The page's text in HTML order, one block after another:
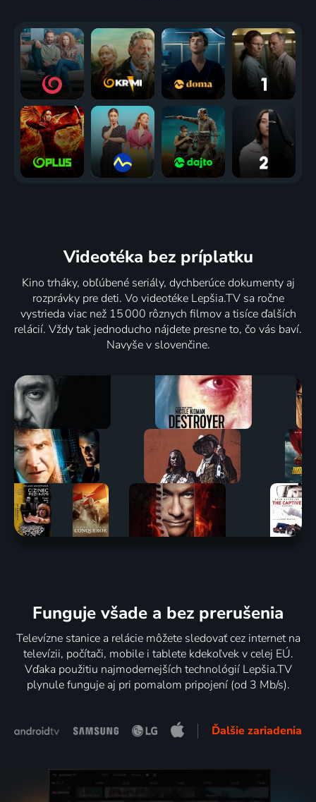
Videotéka bez príplatku
Kino trháky, obľúbené seriály, dychberúce dokumenty aj
rozprávky pre deti. Vo videotéke Lepšia.TV sa ročne
vystrieda viac než 15 000 rôznych filmov a tisíce ďalších
relácií. Vždy tak jednoducho nájdete presne to, čo vás baví.
Navyše v slovenčine.
Funguje všade a bez prerušenia
Televízne stanice a relácie môžete sledovať cez internet na
televízii, počítači, mobile i tablete kdekoľvek v celej EÚ.
Vďaka použitiu najmodernejších technológií Lepšia.TV
plynule funguje aj pri pomalom pripojení (od 3 Mb/s).
Ďalšie zariadenia